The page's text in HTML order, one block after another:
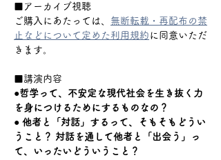
■アーカイブ視聴
ご購入にあたっては、 無断転載・再配布の禁
止などについて定めた利用規約 に同意いただ
きます。
■講演内容
●哲学って、不安定な現代社会を生き抜く力
を身につけるためにするものなの？
● 他者と「対話」するって、そもそもどうい
うこと？ 対話を通して他者と「出会う」っ
て、いったいどういうこと？